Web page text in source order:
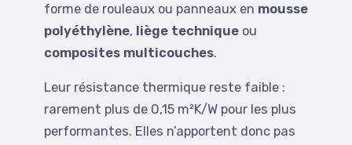
forme de rouleaux ou panneaux en mousse
polyéthylène, liège technique ou
composites multicouches.
Leur résistance thermique reste faible :
rarement plus de 0,15 m²K/W pour les plus
performantes. Elles n’apportent donc pas